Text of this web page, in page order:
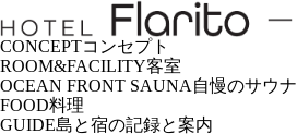
CONCEPTコンセプト
ROOM&FACILITY客室
OCEAN FRONT SAUNA自慢のサウナ
FOOD料理
GUIDE島と宿の記録と案内